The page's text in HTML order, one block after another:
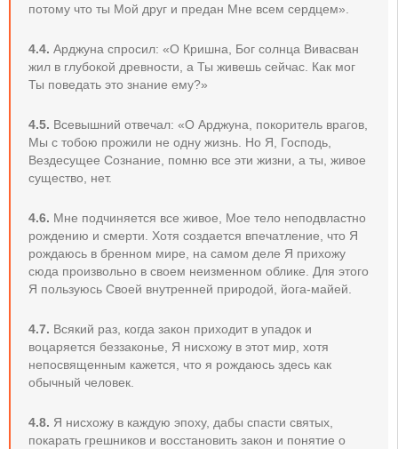
потому что ты Мой друг и предан Мне всем сердцем».
4.4. Арджуна спросил: «О Кришна, Бог солнца Вивасван
жил в глубокой древности, а Ты живешь сейчас. Как мог
Ты поведать это знание ему?»
4.5. Всевышний отвечал: «О Арджуна, покоритель врагов,
Мы с тобою прожили не одну жизнь. Но Я, Господь,
Вездесущее Сознание, помню все эти жизни, а ты, живое
существо, нет.
4.6. Мне подчиняется все живое, Мое тело неподвластно
рождению и смерти. Хотя создается впечатление, что Я
рождаюсь в бренном мире, на самом деле Я прихожу
сюда произвольно в своем неизменном облике. Для этого
Я пользуюсь Своей внутренней природой, йога-майей.
4.7. Всякий раз, когда закон приходит в упадок и
воцаряется беззаконье, Я нисхожу в этот мир, хотя
непосвященным кажется, что я рождаюсь здесь как
обычный человек.
4.8. Я нисхожу в каждую эпоху, дабы спасти святых,
покарать грешников и восстановить закон и понятие о